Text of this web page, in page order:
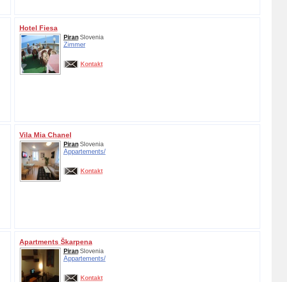
Hotel Fiesa
PiranSlovenia
Zimmer
Kontakt
Vila Mia Chanel
PiranSlovenia
Appartements/
Kontakt
Apartments Škarpena
PiranSlovenia
Appartements/
Kontakt